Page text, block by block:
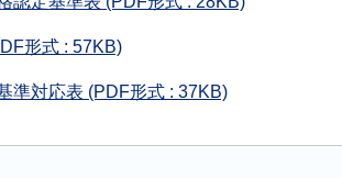
形式 : 57KB)
準対応表 (PDF形式 : 37KB)